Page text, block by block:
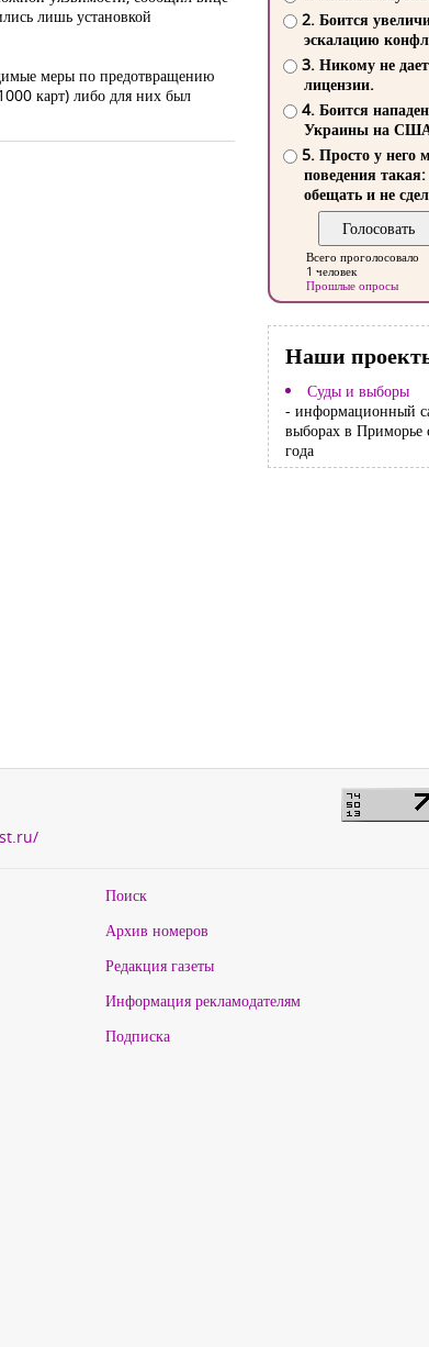
лишь установкой
меры по предотвращению
карт) либо для них был
2. Боится
эскалацию
3. Никому не
лицензии.
4. Боится
Украины на
5. Просто у него
поведения такая:
обещать и не
Всего проголосовало
1 человек
Прошлые опросы
Наши
Суды и выборы
- информационный
выборах в Приморье
года
Поиск
Архив номеров
Редакция газеты
Информация рекламодателям
Подписка